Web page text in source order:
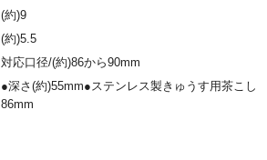
(約)9
(約)5.5
対応口径/(約)86から90mm
●深さ(約)55mm●ステンレス製きゅうす用茶こし
86mm